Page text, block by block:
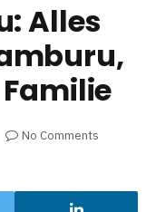
Alles
No Comments